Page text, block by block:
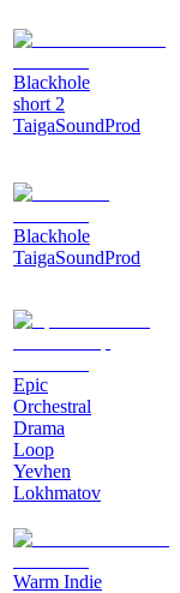
Blackhole
short 2
TaigaSoundProd
Blackhole
TaigaSoundProd
Epic
Orchestral
Drama
Loop
Yevhen
Lokhmatov
Warm Indie